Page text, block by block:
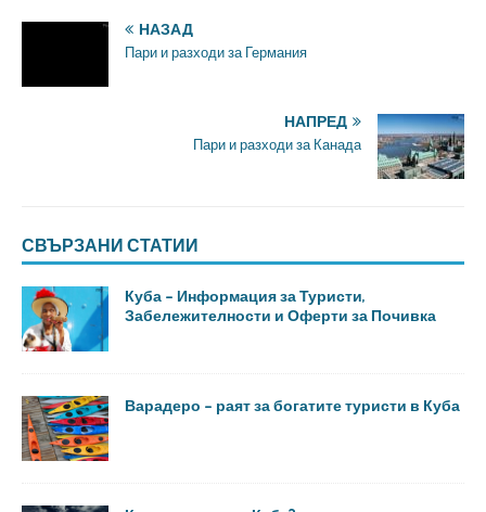
НАЗАД
Пари и разходи за Германия
НАПРЕД
Пари и разходи за Канада
СВЪРЗАНИ СТАТИИ
Куба – Информация за Туристи,
Забележителности и Оферти за Почивка
Варадеро – раят за богатите туристи в Куба